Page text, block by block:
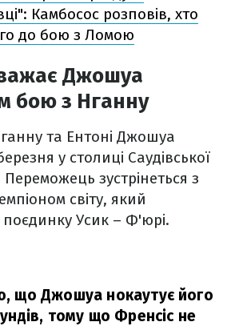
Камбосос розповів, хто
до бою з Ломою
Джошуа
бою з Нганну
та Ентоні Джошуа
у столиці Саудівської
Переможець зустрінеться з
світу, який
поєдинку Усик – Ф'юрі.
що Джошуа нокаутує його
тому що Френсіс не